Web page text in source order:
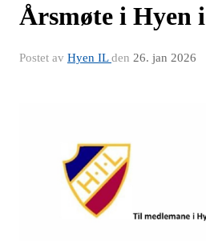
Årsmøte i Hyen
Postet av Hyen ILden 26. jan 2026